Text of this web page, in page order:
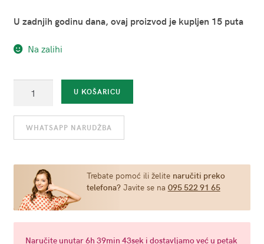
U zadnjih godinu dana, ovaj proizvod je kupljen 15 puta
Na zalihi
crveni
-
Passion
veličina
L)
U KOŠARICU
WHATSAPP NARUDŽBA
Trebate pomoć ili želite naručiti preko
telefona?Javite se na 095 522 91 65
Naručiteunutar 6h 39min 43seki dostavljamo već u petak